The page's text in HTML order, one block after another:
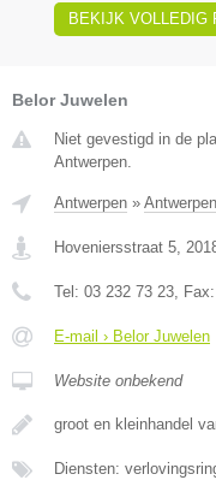
BEKIJK VOLLEDIG
Belor Juwelen
Niet gevestigd in de
Antwerpen.
Antwerpen » Antwerpen
Hoveniersstraat 5,
Tel: 03 232 73 23, Fax:
E-mail › Belor Juwelen
Website onbekend
groot en kleinhandel
Diensten: